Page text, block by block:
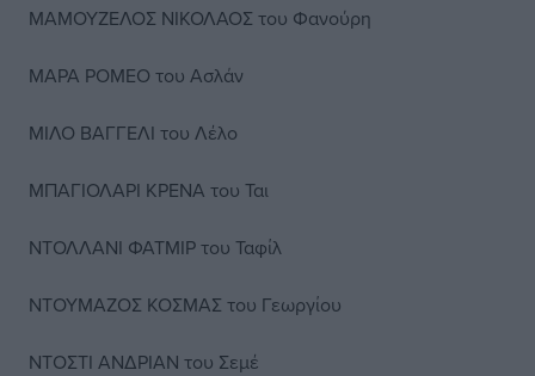
ΜΑΜΟΥΖΕΛΟΣ ΝΙΚΟΛΑΟΣ του Φανούρη
ΜΑΡΑ ΡΟΜΕΟ του Ασλάν
ΜΙΛΟ ΒΑΓΓΕΛΙ του Λέλο
ΜΠΑΓΙΟΛΑΡΙ ΚΡΕΝΑ του Ται
ΝΤΟΛΛΑΝΙ ΦΑΤΜΙΡ του Ταφίλ
ΝΤΟΥΜΑΖΟΣ ΚΟΣΜΑΣ του Γεωργίου
ΝΤΟΣΤΙ ΑΝΔΡΙΑΝ του Σεμέ